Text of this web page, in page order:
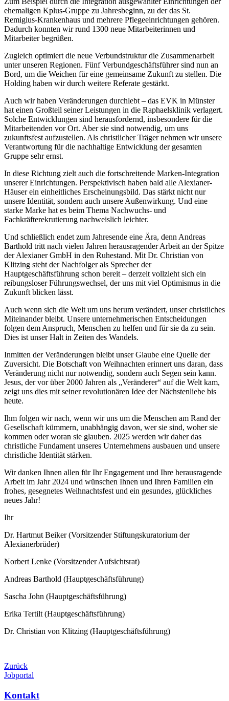
ehemaligen Kplus-Gruppe zu Jahresbeginn, zu der das St.
Remigius-Krankenhaus und mehrere Pflegeeinrichtungen gehören.
Dadurch konnten wir rund 1300 neue Mitarbeiterinnen und
Mitarbeiter begrüßen.
Zugleich optimiert die neue Verbundstruktur die Zusammenarbeit
unter unseren Regionen. Fünf Verbundgeschäftsführer sind nun an
Bord, um die Weichen für eine gemeinsame Zukunft zu stellen. Die
Holding haben wir durch weitere Referate gestärkt.
Auch wir haben Veränderungen durchlebt – das EVK in Münster
hat einen Großteil seiner Leistungen in die Raphaelsklinik verlagert.
Solche Entwicklungen sind herausfordernd, insbesondere für die
Mitarbeitenden vor Ort. Aber sie sind notwendig, um uns
zukunftsfest aufzustellen. Als christlicher Träger nehmen wir unsere
Verantwortung für die nachhaltige Entwicklung der gesamten
Gruppe sehr ernst.
In diese Richtung zielt auch die fortschreitende Marken-Integration
unserer Einrichtungen. Perspektivisch haben bald alle Alexianer-
Häuser ein einheitliches Erscheinungsbild. Das stärkt nicht nur
unsere Identität, sondern auch unsere Außenwirkung. Und eine
starke Marke hat es beim Thema Nachwuchs- und
Fachkräfterekrutierung nachweislich leichter.
Und schließlich endet zum Jahresende eine Ära, denn Andreas
Barthold tritt nach vielen Jahren herausragender Arbeit an der Spitze
der Alexianer GmbH in den Ruhestand. Mit Dr. Christian von
Klitzing steht der Nachfolger als Sprecher der
Hauptgeschäftsführung schon bereit – derzeit vollzieht sich ein
reibungsloser Führungswechsel, der uns mit viel Optimismus in die
Zukunft blicken lässt.
Auch wenn sich die Welt um uns herum verändert, unser christliches
Miteinander bleibt. Unsere unternehmerischen Entscheidungen
folgen dem Anspruch, Menschen zu helfen und für sie da zu sein.
Dies ist unser Halt in Zeiten des Wandels.
Inmitten der Veränderungen bleibt unser Glaube eine Quelle der
Zuversicht. Die Botschaft von Weihnachten erinnert uns daran, dass
Veränderung nicht nur notwendig, sondern auch Segen sein kann.
Jesus, der vor über 2000 Jahren als „Veränderer“ auf die Welt kam,
zeigt uns dies mit seiner revolutionären Idee der Nächstenliebe bis
heute.
Ihm folgen wir nach, wenn wir uns um die Menschen am Rand der
Gesellschaft kümmern, unabhängig davon, wer sie sind, woher sie
kommen oder woran sie glauben. 2025 werden wir daher das
christliche Fundament unseres Unternehmens ausbauen und unsere
christliche Identität stärken.
Wir danken Ihnen allen für Ihr Engagement und Ihre herausragende
Arbeit im Jahr 2024 und wünschen Ihnen und Ihren Familien ein
frohes, gesegnetes Weihnachtsfest und ein gesundes, glückliches
neues Jahr!
Ihr
Dr. Hartmut Beiker (Vorsitzender Stiftungskuratorium der
Alexianerbrüder)
Norbert Lenke (Vorsitzender Aufsichtsrat)
Andreas Barthold (Hauptgeschäftsführung)
Sascha John (Hauptgeschäftsführung)
Erika Tertilt (Hauptgeschäftsführung)
Dr. Christian von Klitzing (Hauptgeschäftsführung)
Zurück
Jobportal
Kontakt